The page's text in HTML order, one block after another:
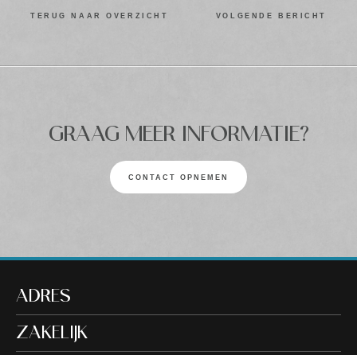
TERUG NAAR OVERZICHT VOLGENDE BERICHT
GRAAG MEER INFORMATIE?
CONTACT OPNEMEN
ADRES
ZAKELIJK